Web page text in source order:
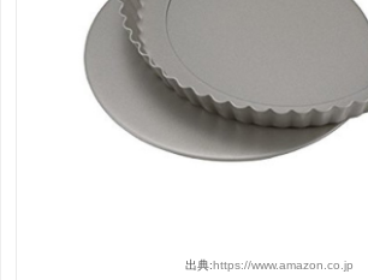
出典: https://www.amazon.co.jp